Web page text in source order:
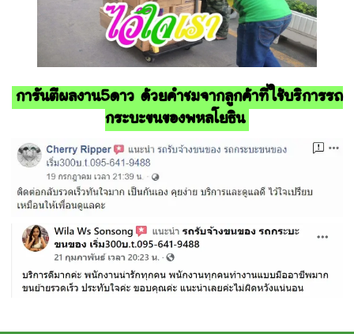
การันตีผลงาน5ดาว ด้วยคำชมจากลูกค้าที่ใช้บริการรถ
กระบะขนของพหลโยธิน